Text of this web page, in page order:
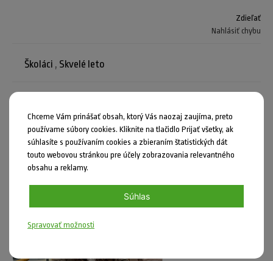
Zdieľať
Nahlásiť chybu
Školáci , Skvelé leto
Mohlo by vás zaujímať
Chceme Vám prinášať obsah, ktorý Vás naozaj zaujíma, preto
používame súbory cookies. Kliknite na tlačidlo Prijať všetky, ak
súhlasíte s používaním cookies a zbieraním štatistických dát
touto webovou stránkou pre účely zobrazovania relevantného
obsahu a reklamy.
Súhlas
Spravovať možnosti